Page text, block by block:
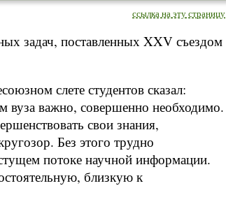
ссылка на эту страницу
задач, поставленных XXV съездом
слете студентов сказал:
вуза важно, совершенно необходимо.
свои знания,
Без этого трудно
потоке научной информации.
близкую к